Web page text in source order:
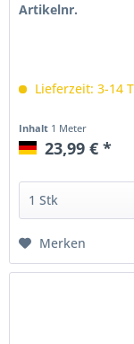
Artikelnr.
Lieferzeit: 3-14
Inhalt 1 Meter
23,99 € *
Merken